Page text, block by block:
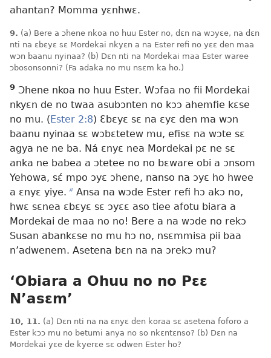
ahantan? Momma yɛnhwɛ.
9. (a) Bere a ɔhene nkoa no huu Ester no, dɛn na wɔyɛe, na dɛn
nti na ɛbɛyɛ sɛ Mordekai nkyɛn a na Ester refi no yɛɛ den maa
wɔn baanu nyinaa? (b) Dɛn nti na Mordekai maa Ester waree
ɔbosonsonni? (Fa adaka no mu nsɛm ka ho.)
9 Ɔhene nkoa no huu Ester. Wɔfaa no fii Mordekai
nkyɛn de no twaa asubɔnten no kɔɔ ahemfie kɛse
no mu. ( Ester 2:8) Ɛbɛyɛ sɛ na ɛyɛ den ma wɔn
baanu nyinaa sɛ wɔbɛtetew mu, efisɛ na wɔte sɛ
agya ne ne ba. Ná ɛnyɛ nea Mordekai pɛ ne sɛ
anka ne babea a ɔtetee no no bɛware obi a ɔnsom
Yehowa, sɛ́ mpo ɔyɛ ɔhene, nanso na ɔyɛ ho hwee
a ɛnyɛ yiye. b Ansa na wɔde Ester refi hɔ akɔ no,
hwɛ sɛnea ɛbɛyɛ sɛ ɔyɛɛ aso tiee afotu biara a
Mordekai de maa no no! Bere a na wɔde no rekɔ
Susan abankɛse no mu hɔ no, nsɛmmisa pii baa
n’adwenem. Asetena bɛn na na ɔrekɔ mu?
‘Obiara a Ohuu no no Pɛɛ
N’asɛm’
10, 11. (a) Dɛn nti na na ɛnyɛ den koraa sɛ asetena foforo a
Ester kɔɔ mu no betumi anya no so nkɛntɛnso? (b) Dɛn na
Mordekai yɛe de kyerɛe sɛ odwen Ester ho?